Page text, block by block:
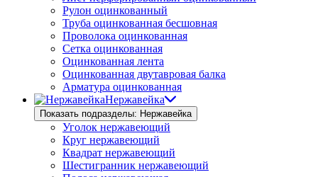
Рулон оцинкованный
Труба оцинкованная бесшовная
Проволока оцинкованная
Сетка оцинкованная
Оцинкованная лента
Оцинкованная двутавровая балка
Арматура оцинкованная
Нержавейка
Показать подразделы: Нержавейка
Уголок нержавеющий
Круг нержавеющий
Квадрат нержавеющий
Шестигранник нержавеющий